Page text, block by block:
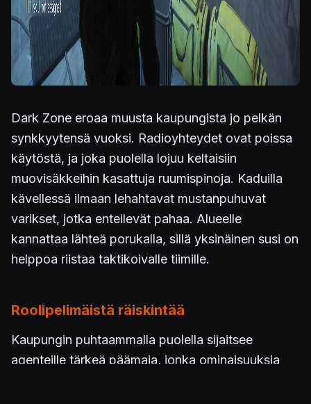
Dark Zone eroaa muusta kaupungista jo pelkän
synkkyytensä vuoksi. Radioyhteydet ovat poissa
käytöstä, ja joka puolella lojuu keltaisiin
muovisäkkeihin kasattuja ruumispinoja. Kaduilla
kävellessä ilmaan lehahtavat mustanpuhuvat
varikset, jotka enteilevät pahaa. Alueelle
kannattaa lähteä porukalla, sillä yksinäinen susi on
helppoa riistaa taktikoivalle tiimille.
Roolipelimäistä räiskintää
Kaupungin puhtaammalla puolella sijaitsee
agenteille tärkeä päämaja, jonka ominaisuuksia